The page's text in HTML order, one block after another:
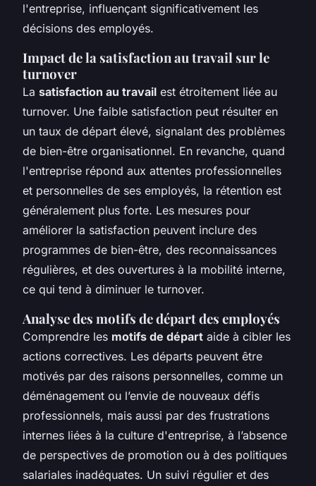
l'entreprise, influençant significativement les
décisions des employés.
Impact de la satisfaction au travail sur le
turnover
La satisfaction au travail est étroitement liée au
turnover. Une faible satisfaction peut résulter en
un taux de départ élevé, signalant des problèmes
de bien-être organisationnel. En revanche, quand
l'entreprise répond aux attentes professionnelles
et personnelles de ses employés, la rétention est
généralement plus forte. Les mesures pour
améliorer la satisfaction peuvent inclure des
programmes de bien-être, des reconnaissances
régulières, et des ouvertures à la mobilité interne,
ce qui tend à diminuer le turnover.
Analyse des motifs de départ des employés
Comprendre les motifs de départ aide à cibler les
actions correctives. Les départs peuvent être
motivés par des raisons personnelles, comme un
déménagement ou l’envie de nouveaux défis
professionnels, mais aussi par des frustrations
internes liées à la culture d'entreprise, à l’absence
de perspectives de promotion ou à des politiques
salariales inadéquates. Un suivi régulier et des